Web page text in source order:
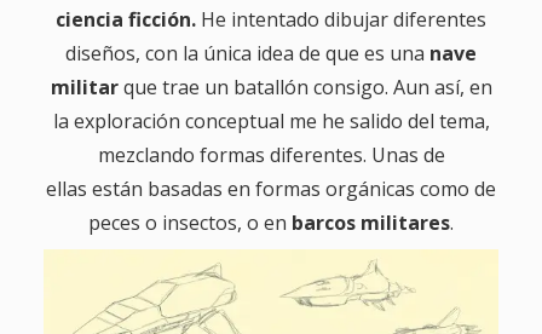
ciencia ficción. He intentado dibujar diferentes
diseños, con la única idea de que es una nave
militarque trae un batallón consigo. Aun así, en
la exploración conceptual me he salido del tema,
mezclando formas diferentes. Unas de
ellas están basadas en formas orgánicas como de
peces o insectos, o en barcos militares.